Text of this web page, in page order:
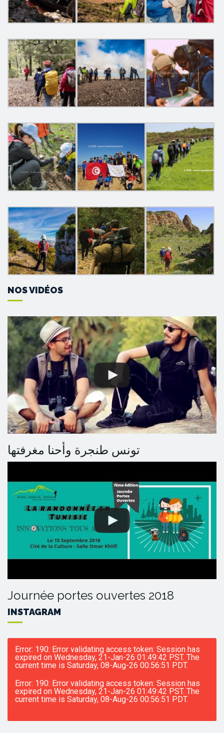
NOS VIDÉOS
تونس طنجرة وأحنا مغرفتها
Journée portes ouvertes 2018
INSTAGRAM
Error: 190: Error validating access token: Session has
expired on Wednesday, 21-Jan-26 01:49:42 PST. The
current time is Saturday, 08-Aug-26 00:56:51 PDT.
Error: 190: Error validating access token: Session has
expired on Wednesday, 21-Jan-26 01:49:42 PST. The
current time is Saturday, 08-Aug-26 00:56:51 PDT.